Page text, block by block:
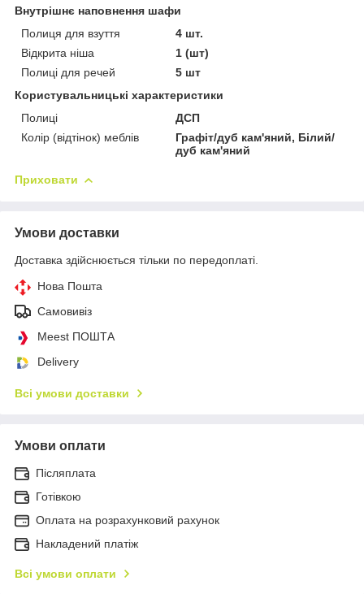
Внутрішнє наповнення шафи
Полиця для взуття
4 шт.
Відкрита ніша
1 (шт)
Полиці для речей
5 шт
Користувальницькі характеристики
Полиці
ДСП
Колір (відтінок) меблів
Графіт/дуб кам'яний, Білий/
дуб кам'яний
Приховати
Умови доставки
Доставка здійснюється тільки по передоплаті.
Нова Пошта
Самовивіз
Meest ПОШТА
Delivery
Всі умови доставки
Умови оплати
Післяплата
Готівкою
Оплата на розрахунковий рахунок
Накладений платіж
Всі умови оплати